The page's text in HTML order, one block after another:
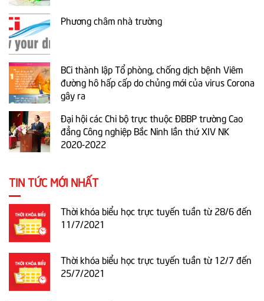
Phương châm nhà trường
BCi thành lập Tổ phòng, chống dịch bệnh Viêm
đường hô hấp cấp do chủng mới của virus Corona
gây ra
Đại hội các Chi bộ trực thuộc ĐBBP trường Cao
đẳng Công nghiệp Bắc Ninh lần thứ XIV NK
2020-2022
TIN TỨC MỚI NHẤT
Thời khóa biểu học trực tuyến tuần từ 28/6 đến
11/7/2021
Thời khóa biểu học trực tuyến tuần từ 12/7 đến
25/7/2021